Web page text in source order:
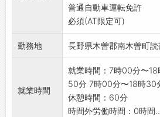
普通自動車運転免許
必須(AT限定可)
勤務地 長野県木曽郡南木曽町
就業時間
就業時間：7時00分〜
50分 7時00分〜18時30
休憩時間：60分
時間外労働時間：0時間